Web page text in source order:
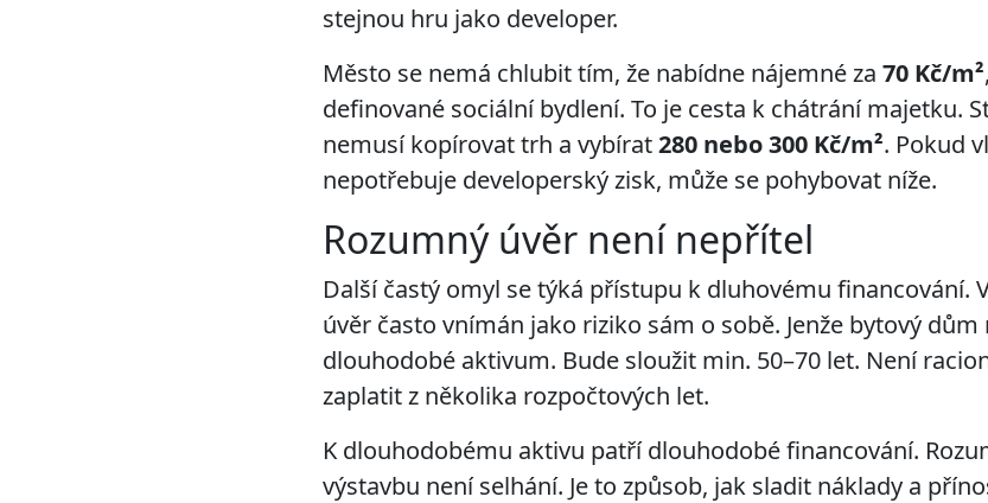
stejnou hru jako developer.
Město se nemá chlubit tím, že nabídne nájemné za 70 Kč/m²
definované sociální bydlení. To je cesta k chátrání majetku.
nemusí kopírovat trh a vybírat280 nebo 300 Kč/m². Pokud
nepotřebuje developerský zisk, může se pohybovat níže.
Rozumný úvěr není nepřítel
Další častý omyl se týká přístupu k dluhovému financování.
úvěr často vnímán jako riziko sám o sobě. Jenže bytový dům
dlouhodobé aktivum. Bude sloužit min. 50–70 let. Není
zaplatit z několika rozpočtových let.
K dlouhodobému aktivu patří dlouhodobé financování.
výstavbu není selhání. Je to způsob, jak sladit náklady a